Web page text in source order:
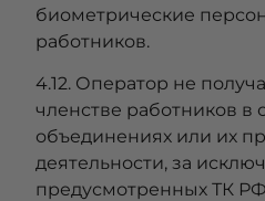
биометрические
работников.
4.12. Оператор не
членстве работников в
объединениях или их
деятельности, за
предусмотренных ТК